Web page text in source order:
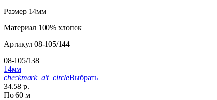
Размер 14мм
Материал 100% хлопок
Артикул 08-105/144
08-105/138
14мм
checkmark_alt_circleВыбрать
34.58 р.
По 60 м